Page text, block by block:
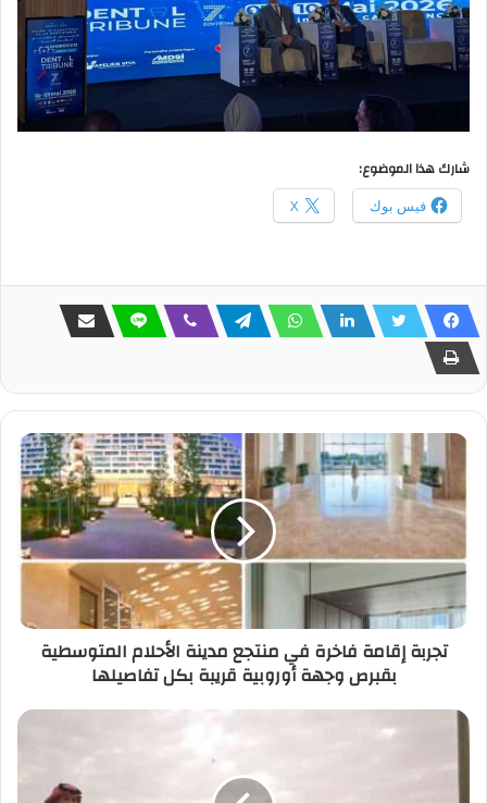
شارك هذا الموضوع:
فيس بوك X
تجربة إقامة فاخرة في منتجع مدينة الأحلام المتوسطية
بقبرص وجهة أوروبية قريبة بكل تفاصيلها